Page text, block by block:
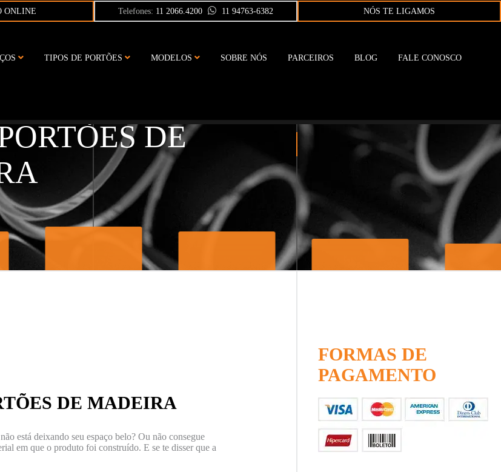
ONLINE Telefones: 11 2066.4200 11 94763-6382 NÓS TE LIGAMOS
TIPOS DE PORTÕES MODELOS SOBRE NÓS PARCEIROS BLOG FALE CONOSCO
DE
DE MADEIRA
está deixando seu espaço belo? Ou não consegue
em que o produto foi construído. E se te disser que a
FORMAS DE
PAGAMENTO